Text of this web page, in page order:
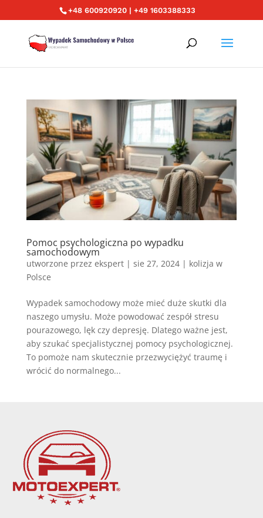
+48 600920920 | +49 1603388333
Pomoc psychologiczna po wypadku
samochodowym
utworzone przez ekspert| sie 27, 2024| kolizja w
Polsce
Wypadek samochodowy może mieć duże skutki dla
naszego umysłu. Może powodować zespół stresu
pourazowego, lęk czy depresję. Dlatego ważne jest,
aby szukać specjalistycznej pomocy psychologicznej.
To pomoże nam skutecznie przezwyciężyć traumę i
wrócić do normalnego...